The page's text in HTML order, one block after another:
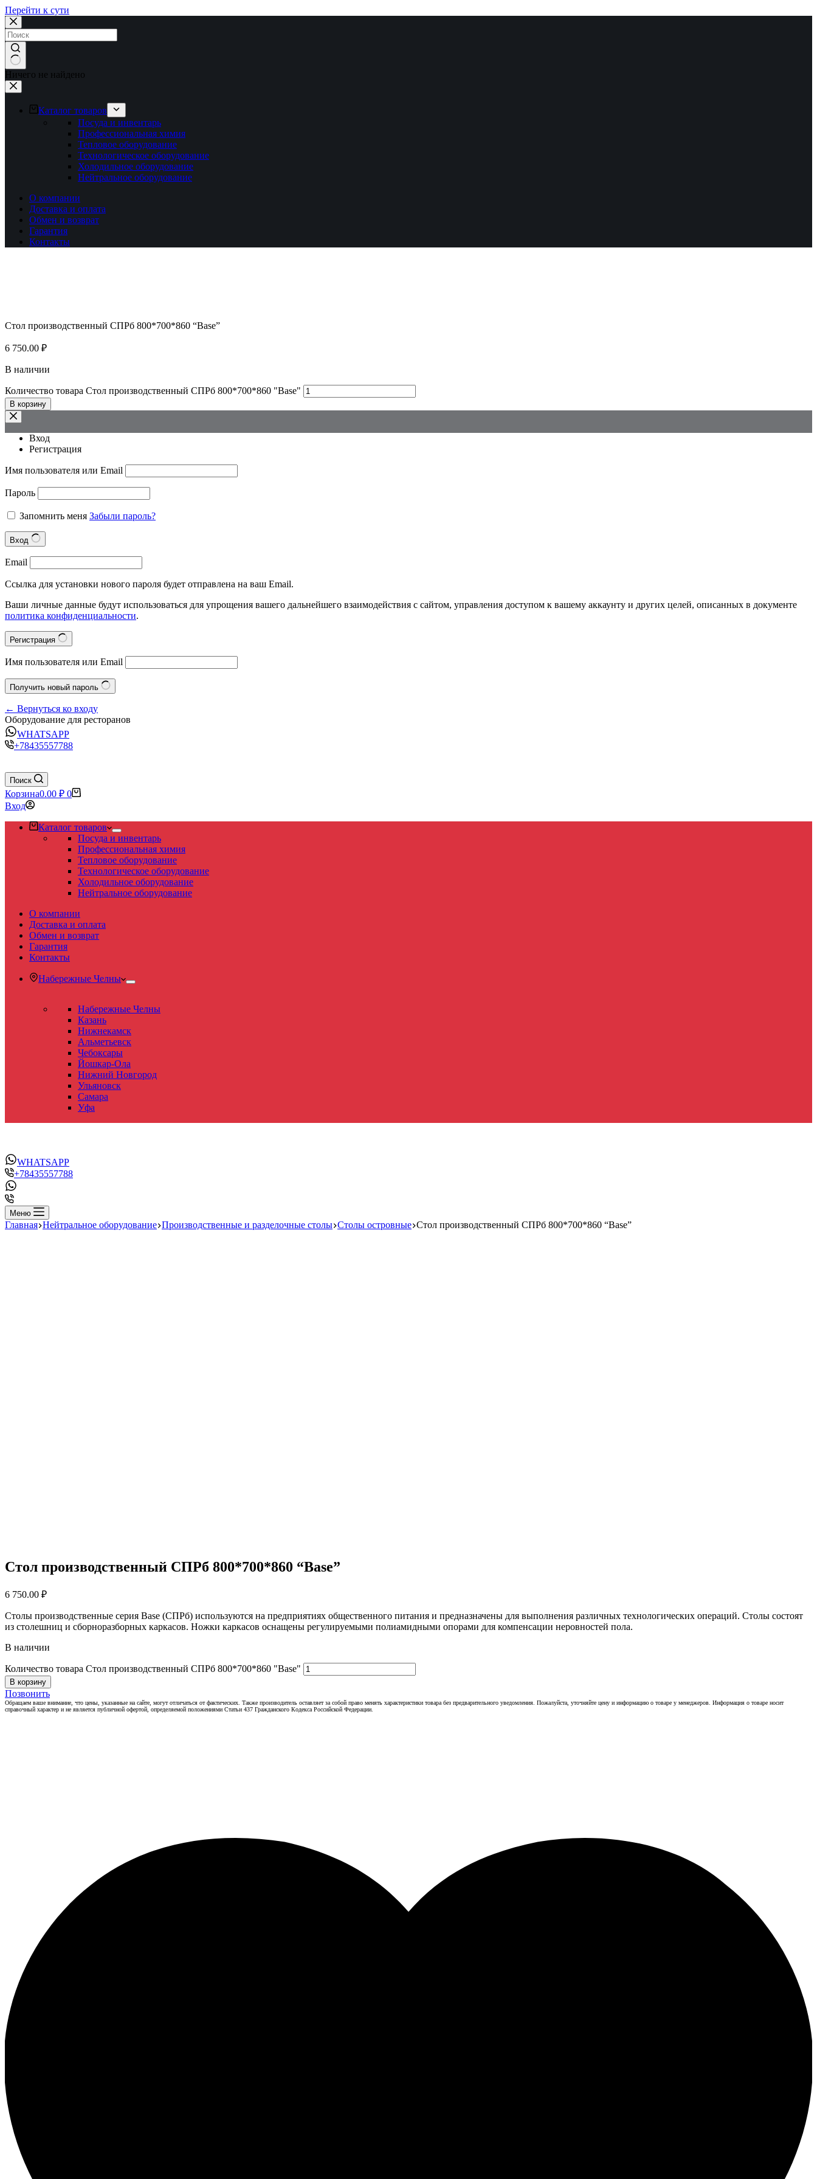
Перейти к сути
Ничего не найдено
Каталог товаров
Посуда и инвентарь
Профессиональная химия
Тепловое оборудование
Технологическое оборудование
Холодильное оборудование
Нейтральное оборудование
О компании
Доставка и оплата
Обмен и возврат
Гарантия
Контакты
Стол производственный СПРб 800*700*860 “Base”
6 750.00 ₽
В наличии
Количество товара Стол производственный СПРб 800*700*860 "Base"
В корзину
Вход
Регистрация
Имя пользователя или Email
Пароль
Запомнить меня Забыли пароль?
Вход
Email
Ссылка для установки нового пароля будет отправлена на ваш Email.
Ваши личные данные будут использоваться для упрощения вашего дальнейшего взаимодействия с сайтом, управления доступом к вашему аккаунту и других целей, описанных в документе
политика конфиденциальности.
Регистрация
Имя пользователя или Email
Получить новый пароль
← Вернуться ко входу
Оборудование для ресторанов
WHATSAPP
+78435557788
Поиск
Корзина0.00 ₽ 0
Вход
Каталог товаров
Посуда и инвентарь
Профессиональная химия
Тепловое оборудование
Технологическое оборудование
Холодильное оборудование
Нейтральное оборудование
О компании
Доставка и оплата
Обмен и возврат
Гарантия
Контакты
Набережные Челны
Набережные Челны
Казань
Нижнекамск
Альметьевск
Чебоксары
Йошкар-Ола
Нижний Новгород
Ульяновск
Самара
Уфа
WHATSAPP
+78435557788
Меню
Главная Нейтральное оборудование Производственные и разделочные столы Столы островные Стол производственный СПРб 800*700*860 “Base”
Стол производственный СПРб 800*700*860 “Base”
6 750.00 ₽
Столы производственные серия Base (СПРб) используются на предприятиях общественного питания и предназначены для выполнения различных технологических операций. Столы состоят
из столешниц и сборноразборных каркасов. Ножки каркасов оснащены регулируемыми полиамидными опорами для компенсации неровностей пола.
В наличии
Количество товара Стол производственный СПРб 800*700*860 "Base"
В корзину
Позвонить
Обращаем ваше внимание, что цены, указанные на сайте, могут отличаться от фактических. Также производитель оставляет за собой право менять характеристики товара без предварительного уведомления. Пожалуйста, уточняйте цену и информацию о товаре у менеджеров. Информация о товаре носит
справочный характер и не является публичной офертой, определяемой положениями Статьи 437 Гражданского Кодекса Российской Федерации.